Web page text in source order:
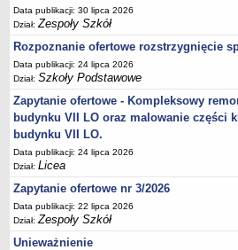
Data publikacji: 30 lipca 2026
Dział:Zespoły Szkół
Rozpoznanie ofertowe rozstrzygnięcie
Data publikacji: 24 lipca 2026
Dział:Szkoły Podstawowe
Zapytanie ofertowe - Kompleksowy
budynku VII LO oraz malowanie części
budynku VII LO.
Data publikacji: 24 lipca 2026
Dział:Licea
Zapytanie ofertowe nr 3/2026
Data publikacji: 22 lipca 2026
Dział:Zespoły Szkół
Unieważnienie